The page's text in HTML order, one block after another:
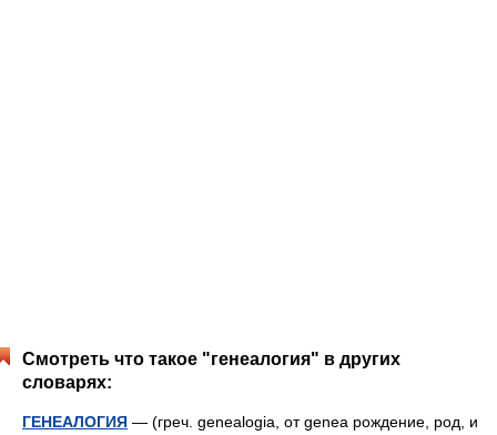
Смотреть что такое "генеалогия" в других
словарях:
ГЕНЕАЛОГИЯ — (греч. genealogia, от genea рождение, род, и